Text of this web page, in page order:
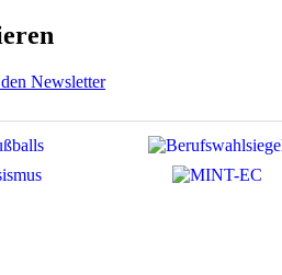
Newsletter